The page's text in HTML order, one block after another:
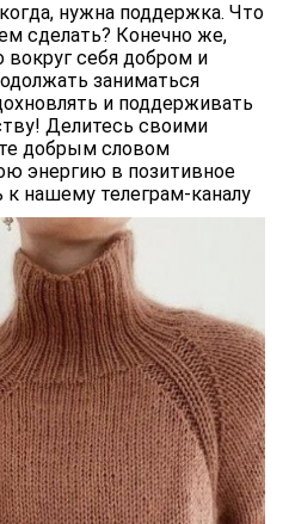
нужна поддержка. Что
сделать? Конечно же,
вокруг себя добром и
заниматься
и поддерживать
Делитесь своими
добрым словом
энергию в позитивное
нашему телеграм-каналу